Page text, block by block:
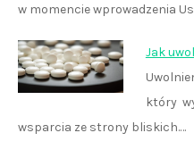
w momencie wprowadzenia
Jak
który
wsparcia ze strony bliskich.…